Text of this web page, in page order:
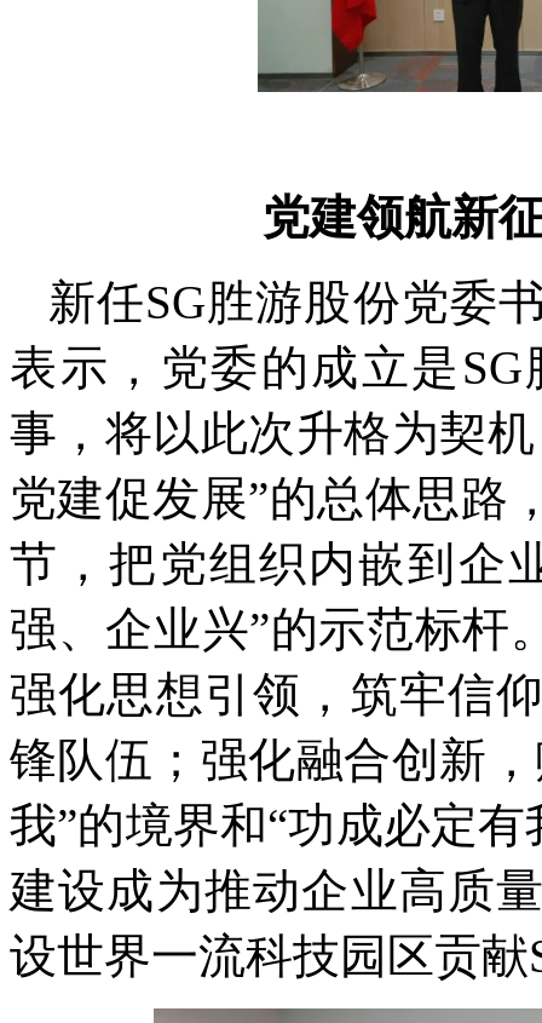
党建领航新
新任SG胜游股份党委
表示，党委的成立是
事，将以此次升格为契
党建促发展”的总体思路
节，把党组织内嵌到企
强、企业兴”的示范标杆
强化思想引领，筑牢信
锋队伍；强化融合创新
我”的境界和“功成必定
建设成为推动企业高质
设世界一流科技园区贡献